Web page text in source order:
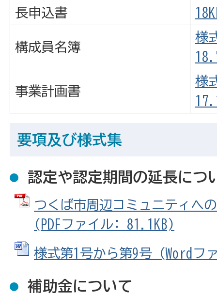
長申込書
構成員名簿
様
事業計画書
様
要項及び様式集
認定や認定期間の延長につ
つくば市周辺コミュニティへ
(PDFファイル: 81.1KB)
様式第1号から第9号 (Wordフ
補助金について